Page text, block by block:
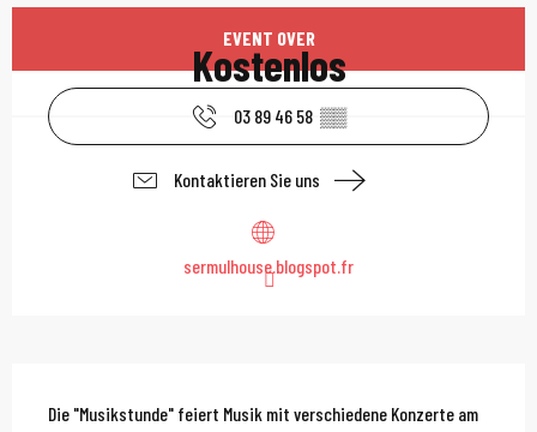
Öffnungszeiten &
EVENT OVER
Kostenlos
03 89 46 58 ▒▒
Kontaktieren Sie uns
sermulhouse.blogspot.fr
Beschreibung
Die "Musikstunde" feiert Musik mit verschiedene Konzerte am